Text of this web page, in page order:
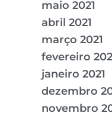
maio 2021
abril 2021
março 2021
fevereiro
janeiro 2021
dezembro
novembro